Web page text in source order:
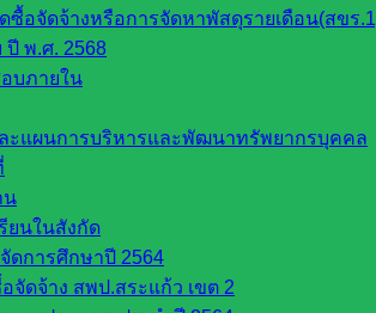
ซื้อจัดจ้างหรือการจัดหาพัสดุรายเดือน(สขร
พ.ศ. 2568
บภายใน
ะแผนการบริหารและพัฒนาทรัพยากรบุคคล
น
ยนในสังกัด
ดการศึกษาปี 2564
จัดจ้าง สพป.สระแก้ว เขต 2
All rights reserved. Design By SK2 ICT